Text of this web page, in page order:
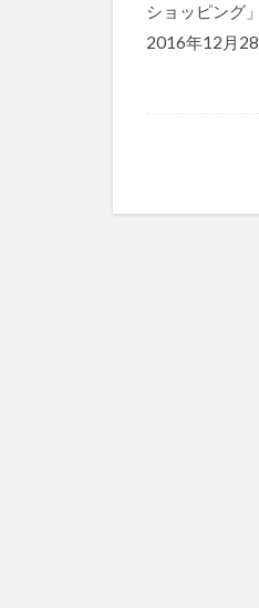
ショッピング
2016年12月